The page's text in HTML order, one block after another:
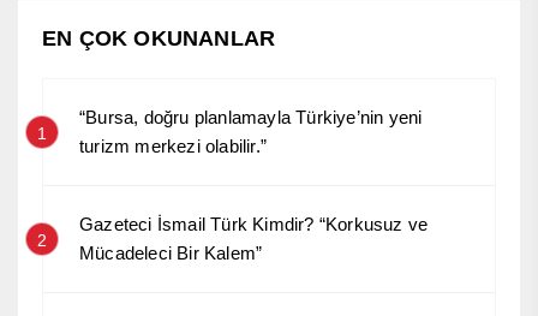
EN ÇOK OKUNANLAR
1
“Bursa, doğru planlamayla Türkiye’nin yeni
turizm merkezi olabilir.”
2
Gazeteci İsmail Türk Kimdir? “Korkusuz ve
Mücadeleci Bir Kalem”